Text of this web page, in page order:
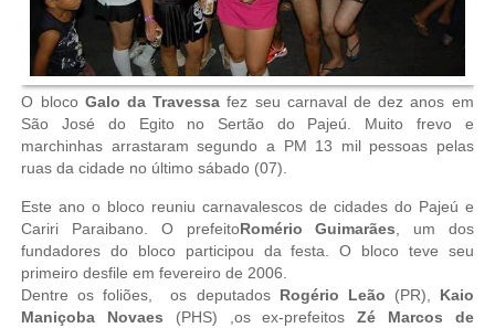
O bloco Galo da Travessa fez seu carnaval de dez anos em
São José do Egito no Sertão do Pajeú. Muito frevo e
marchinhas arrastaram segundo a PM 13 mil pessoas pelas
ruas da cidade no último sábado (07).
Este ano o bloco reuniu carnavalescos de cidades do Pajeú e
Cariri Paraibano. O prefeitoRomério Guimarães , um dos
fundadores do bloco participou da festa. O bloco teve seu
primeiro desfile em fevereiro de 2006.
Dentre os foliões, os deputados Rogério Leão (PR), Kaio
Maniçoba Novaes (PHS) ,os ex-prefeitosZé Marcos de